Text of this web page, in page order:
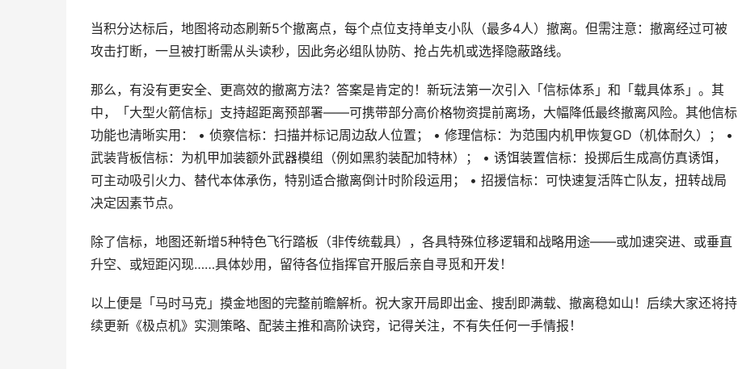
当积分达标后，地图将动态刷新5个撤离点，每个点位支持单支小队（最多4人）撤离。但需注意：撤离经过可被
攻击打断，一旦被打断需从头读秒，因此务必组队协防、抢占先机或选择隐蔽路线。
那么，有没有更安全、更高效的撤离方法？答案是肯定的！新玩法第一次引入「信标体系」和「载具体系」。其
中，「大型火箭信标」支持超距离预部署——可携带部分高价格物资提前离场，大幅降低最终撤离风险。其他信标
功能也清晰实用： • 侦察信标：扫描并标记周边敌人位置； • 修理信标：为范围内机甲恢复GD（机体耐久）； •
武装背板信标：为机甲加装额外武器模组（例如黑豹装配加特林）； • 诱饵装置信标：投掷后生成高仿真诱饵，
可主动吸引火力、替代本体承伤，特别适合撤离倒计时阶段运用； • 招援信标：可快速复活阵亡队友，扭转战局
决定因素节点。
除了信标，地图还新增5种特色飞行踏板（非传统载具），各具特殊位移逻辑和战略用途——或加速突进、或垂直
升空、或短距闪现……具体妙用，留待各位指挥官开服后亲自寻觅和开发！
以上便是「马时马克」摸金地图的完整前瞻解析。祝大家开局即出金、搜刮即满载、撤离稳如山！后续大家还将持
续更新《极点机》实测策略、配装主推和高阶诀窍，记得关注，不有失任何一手情报！